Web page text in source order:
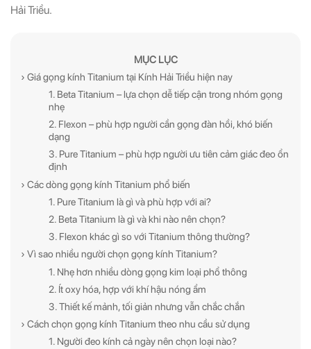
Hải Triều.
MỤC LỤC
› Giá gọng kính Titanium tại Kính Hải Triều hiện nay
1. Beta Titanium – lựa chọn dễ tiếp cận trong nhóm gọng
nhẹ
2. Flexon – phù hợp người cần gọng đàn hồi, khó biến
dạng
3. Pure Titanium – phù hợp người ưu tiên cảm giác đeo ổn
định
› Các dòng gọng kính Titanium phổ biến
1. Pure Titanium là gì và phù hợp với ai?
2. Beta Titanium là gì và khi nào nên chọn?
3. Flexon khác gì so với Titanium thông thường?
› Vì sao nhiều người chọn gọng kính Titanium?
1. Nhẹ hơn nhiều dòng gọng kim loại phổ thông
2. Ít oxy hóa, hợp với khí hậu nóng ẩm
3. Thiết kế mảnh, tối giản nhưng vẫn chắc chắn
› Cách chọn gọng kính Titanium theo nhu cầu sử dụng
1. Người đeo kính cả ngày nên chọn loại nào?